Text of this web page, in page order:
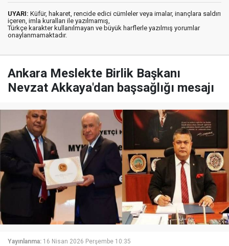
UYARI: Küfür, hakaret, rencide edici cümleler veya imalar, inançlara saldırı
içeren, imla kuralları ile yazılmamış,
Türkçe karakter kullanılmayan ve büyük harflerle yazılmış yorumlar
onaylanmamaktadır.
Ankara Meslekte Birlik Başkanı
Nevzat Akkaya'dan başsağlığı mesajı
Yayınlanma: 16 Nisan 2026 Perşembe 10:35